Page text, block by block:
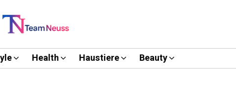
Health Haustiere Beauty